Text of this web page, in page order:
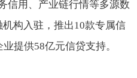
信用、产业链行情等多源数
构入驻，推出10款专属信
提供58亿元信贷支持。